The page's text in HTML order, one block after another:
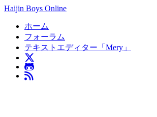
Haijin Boys Online
ホーム
フォーラム
テキストエディター「Mery」